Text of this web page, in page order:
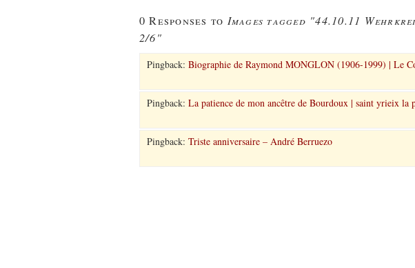
0 Responses to Images tagged "44.10.11
2/6"
Pingback: Biographie de Raymond MONGLON (1906-1999) | Le
Pingback: La patience de mon ancêtre de Bourdoux | saint yrieix la
Pingback: Triste anniversaire – André Berruezo